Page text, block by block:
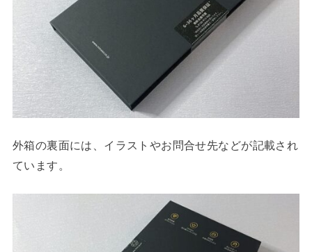
外箱の裏面には、イラストやお問合せ先などが記載され
ています。